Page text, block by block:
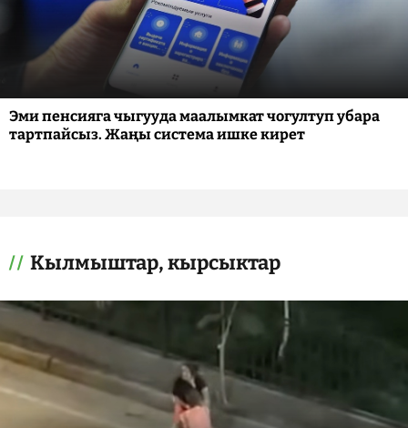
Эми пенсияга чыгууда маалымкат чогултуп убара
тартпайсыз. Жаңы система ишке кирет
Кылмыштар, кырсыктар